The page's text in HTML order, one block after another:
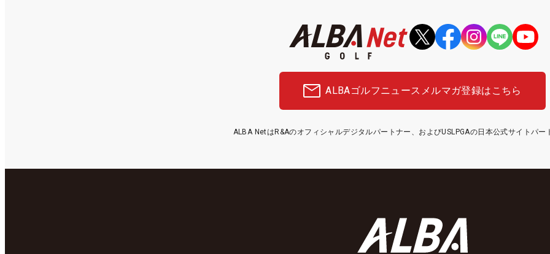
ALBAゴルフニュース メルマガ登録はこちら
ALBA NetはR&Aのオフィシャルデジタルパートナー、およびUSLPGAの日本公式サイトパー